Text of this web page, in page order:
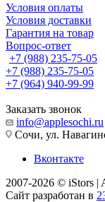
Условия оплаты
Условия доставки
Гарантия на товар
Вопрос-ответ
+7 (988) 235-75-05
+7 (988) 235-75-05
+7 (964) 940-99-99
Заказать звонок
info@applesochi.ru
Сочи, ул.
Вконтакте
2007-2026 © iStors |
Сайт разработан в